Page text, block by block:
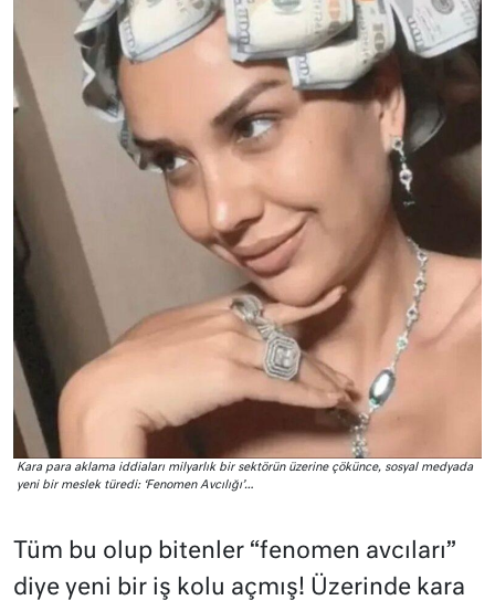
Kara para aklama iddiaları milyarlık bir sektörün üzerine çökünce, sosyal medyada
yeni bir meslek türedi: ‘Fenomen Avcılığı’…
Tüm bu olup bitenler “fenomen avcıları”
diye yeni bir iş kolu açmış! Üzerinde kara